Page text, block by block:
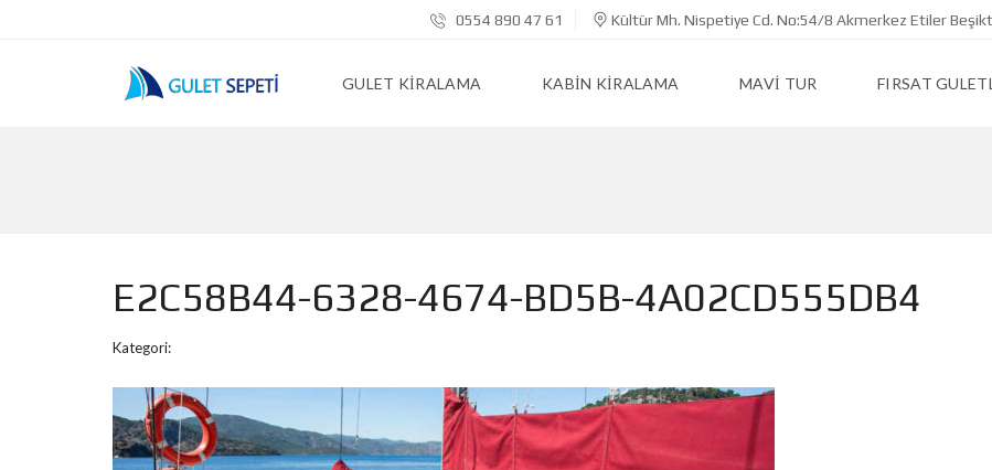
0554 890 47 61 Kültür Mh. Nispetiye Cd. No:54/8 Akmerkez Etiler
GULET KIRALAMA KABIN KIRALAMA MAVI TUR FIRSAT
E2C58B44-6328-4674-BD5B-4A02CD555DB4
Kategori: